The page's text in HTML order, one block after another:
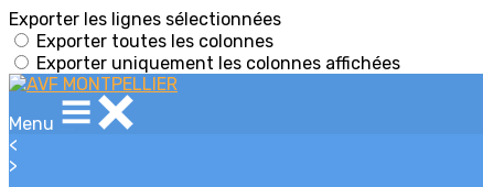
Exporter les lignes sélectionnées
Exporter toutes les colonnes
Exporter uniquement les colonnes affichées
Menu
<
>